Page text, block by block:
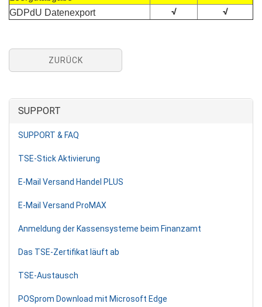
GDPdU Datenexport √ √
ZURÜCK
SUPPORT
SUPPORT & FAQ
TSE-Stick Aktivierung
E-Mail Versand Handel PLUS
E-Mail Versand ProMAX
Anmeldung der Kassensysteme beim Finanzamt
Das TSE-Zertifikat läuft ab
TSE-Austausch
POSprom Download mit Microsoft Edge